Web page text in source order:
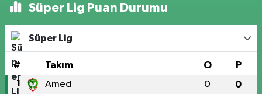
Süper Lig Puan Durumu
Süper Lig
# Takım O P
1 Amed 0 0